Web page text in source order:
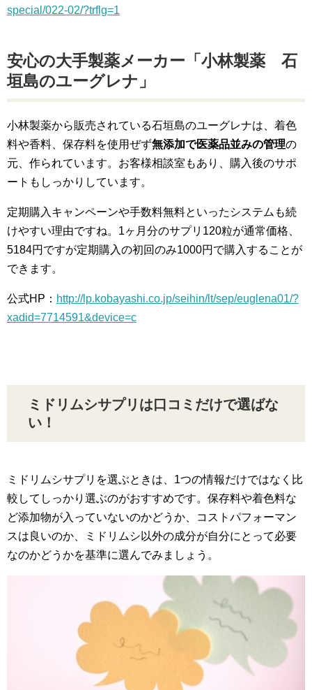
special/022-02/?trflg=1
安心の大手製薬メーカー「小林製薬 石
垣島のユーグレナ」
小林製薬から販売されている石垣島のユーグレナは、着色
料や香料、保存料を使用ぜず無添加で医薬品並みの管理の
元、作られています。お客様相談室もあり、購入後のサポ
ートもしっかりしています。
定期購入キャンペーンや手数料無料といったシステムも続
けやすい理由ですね。1ヶ月分のサプリ120粒が通常価格、
5184円ですが定期購入の初回のみ1000円で購入することが
できます。
公式HP： http://lp.kobayashi.co.jp/seihin/lt/sep/euglena01/?
xadid=7714591&device=c
ミドリムシサプリは口コミだけで選ばな
い！
ミドリムシサプリを選ぶときは、1つの情報だけではなく比
較してしっかり選ぶのがおすすめです。保存料や着色料な
ど添加物が入っていないのかどうか、コストパフォーマン
スは良いのか、ミドリムシ以外の成分が自分にとって必要
なのかどうかを基準に選んでみましょう。